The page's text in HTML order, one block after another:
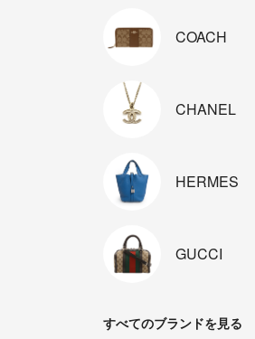
COACH
CHANEL
HERMES
GUCCI
すべてのブランドを見る